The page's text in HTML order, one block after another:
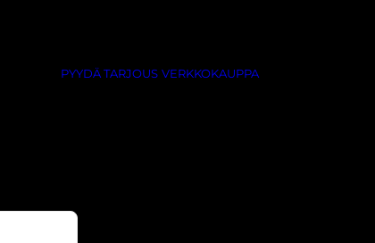
PYYDÄ TARJOUS VERKKOKAUPPA